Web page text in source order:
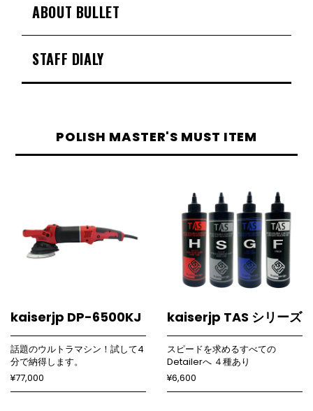
ABOUT BULLET
STAFF DIALY
POLISH MASTER'S MUST ITEM
kaiserjp DP-6500KJ
話題のウルトラマシン！試して4
分で納得します。
¥77,000
kaiserjp TAS シリーズ
スピードを求めるすべての
Detailerへ ４種あり
¥6,600